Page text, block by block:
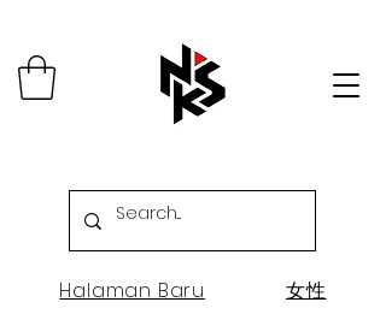
Halaman Baru 女性